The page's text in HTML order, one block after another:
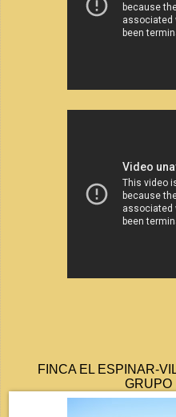
FINCA EL ESPINAR-
GRUPO